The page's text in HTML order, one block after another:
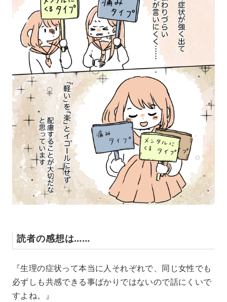
読者の感想は……
『生理の症状って本当に人それぞれで、同じ女性でも
必ずしも共感できる事ばかりではないので話にくいで
すよね。』